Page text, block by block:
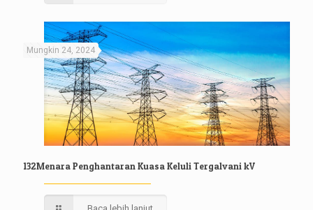
Mungkin 24, 2024
132Menara Penghantaran Kuasa Keluli Tergalvani kV